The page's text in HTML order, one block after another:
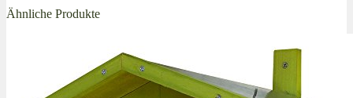
Ähnliche Produkte